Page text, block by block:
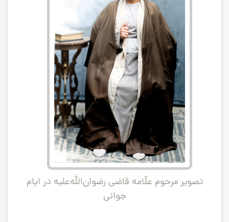
تصویر مرحوم علّامه قاضی رضوان‌الله‌علیه در ایام
جوانی